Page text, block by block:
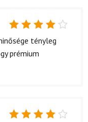
Értékelés:
/ 5
tényleg
prémium